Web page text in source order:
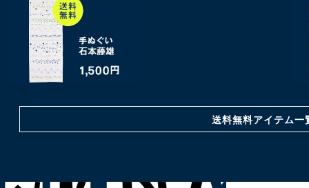
送料無料アイテム一